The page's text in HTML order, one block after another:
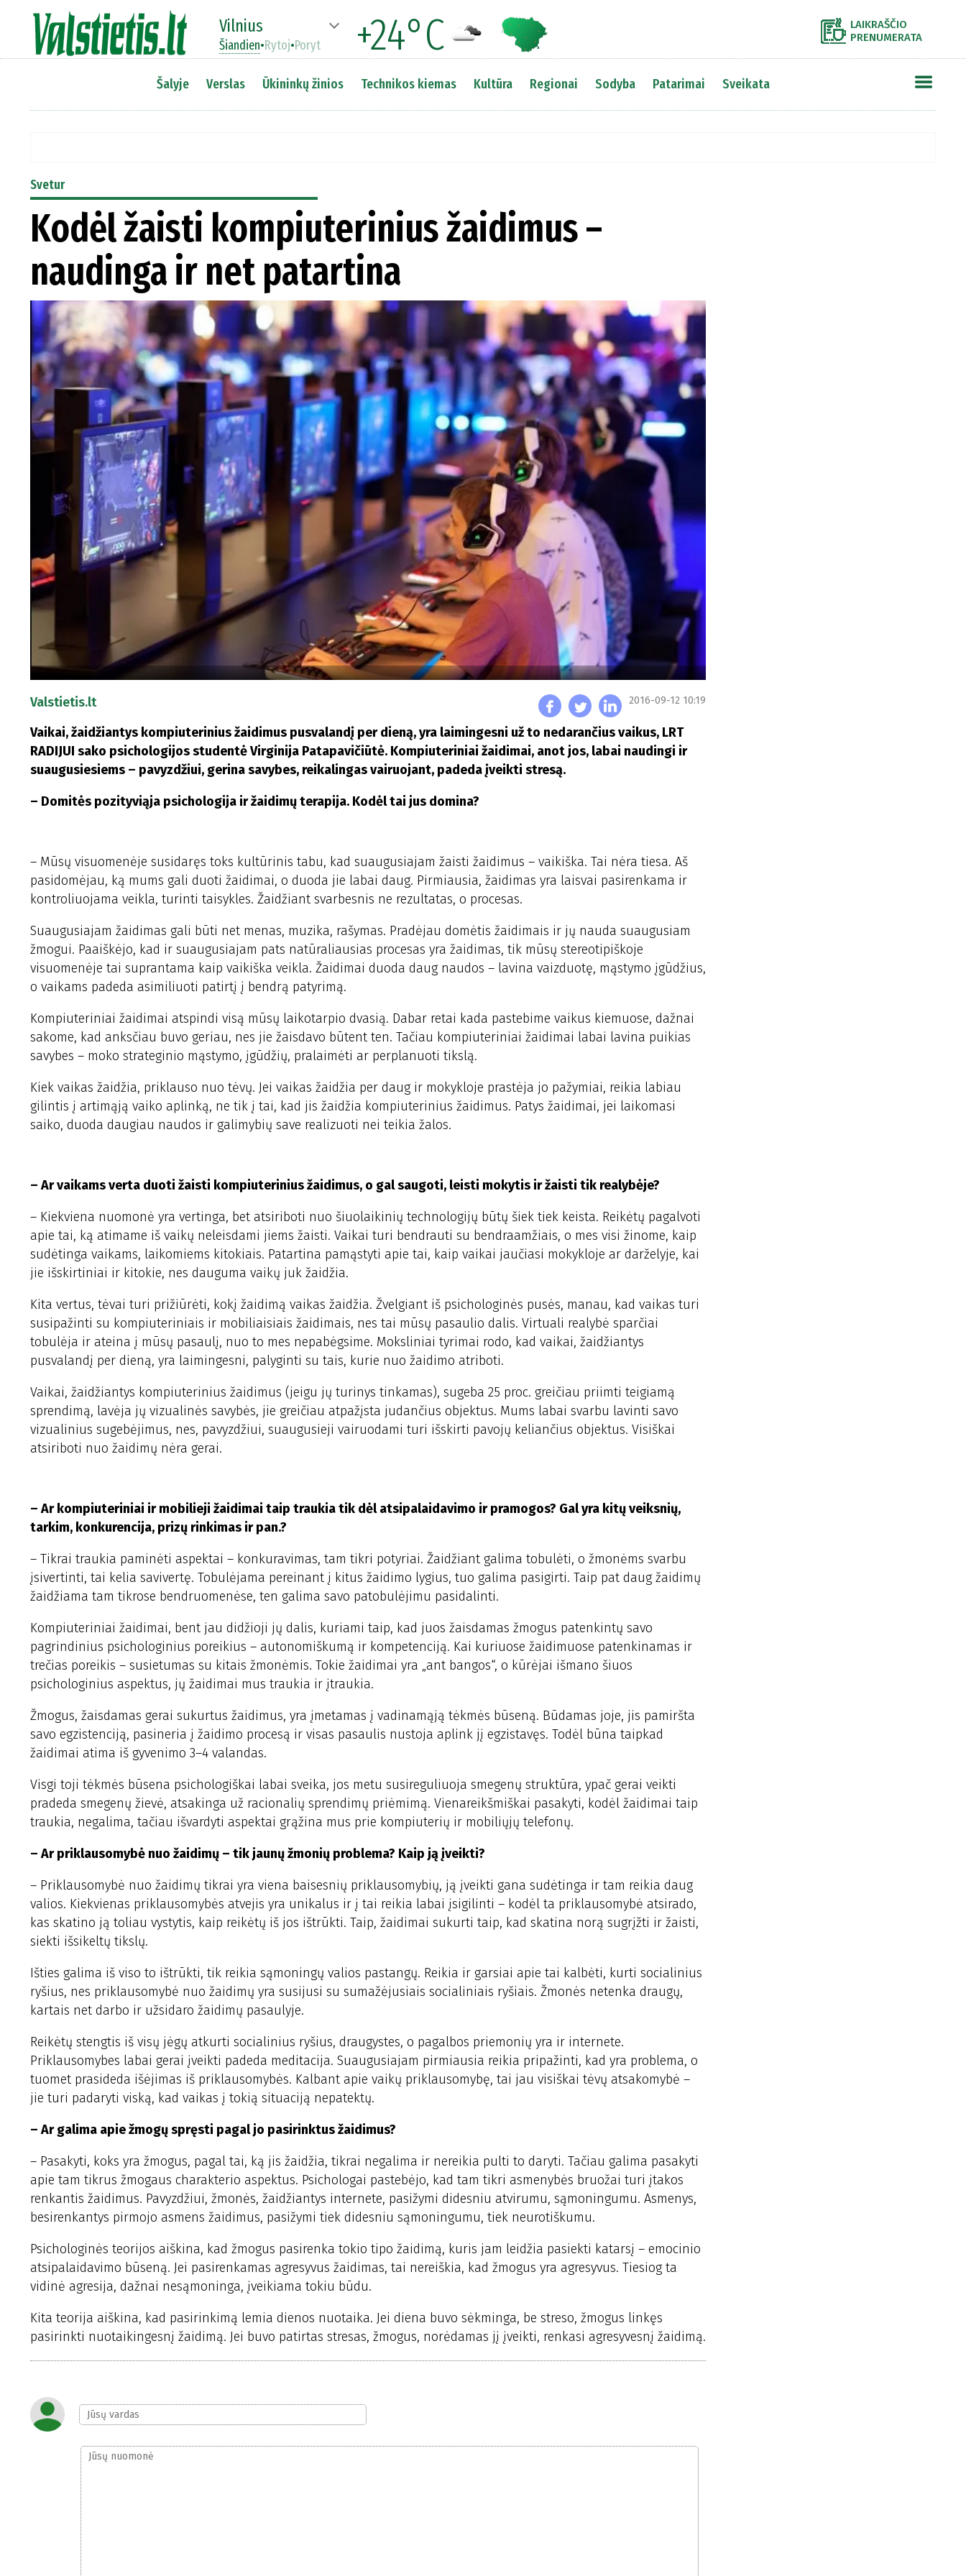
Vilnius +24°C
Šiandien•Rytoj•Poryt
LAIKRAŠČIO
PRENUMERATA
Šalyje Verslas Ūkininkų žinios Technikos kiemas Kultūra Regionai Sodyba Patarimai Sveikata
Svetur
Kodėl žaisti kompiuterinius žaidimus –
naudinga ir net patartina
Valstietis.lt 2016-09-12 10:19
Vaikai, žaidžiantys kompiuterinius žaidimus pusvalandį per dieną, yra laimingesni už to nedarančius vaikus, LRT
RADIJUI sako psichologijos studentė Virginija Patapavičiūtė. Kompiuteriniai žaidimai, anot jos, labai naudingi ir
suaugusiesiems – pavyzdžiui, gerina savybes, reikalingas vairuojant, padeda įveikti stresą.
– Domitės pozityviąja psichologija ir žaidimų terapija. Kodėl tai jus domina?
– Mūsų visuomenėje susidaręs toks kultūrinis tabu, kad suaugusiajam žaisti žaidimus – vaikiška. Tai nėra tiesa. Aš
pasidomėjau, ką mums gali duoti žaidimai, o duoda jie labai daug. Pirmiausia, žaidimas yra laisvai pasirenkama ir
kontroliuojama veikla, turinti taisykles. Žaidžiant svarbesnis ne rezultatas, o procesas.
Suaugusiajam žaidimas gali būti net menas, muzika, rašymas. Pradėjau domėtis žaidimais ir jų nauda suaugusiam
žmogui. Paaiškėjo, kad ir suaugusiajam pats natūraliausias procesas yra žaidimas, tik mūsų stereotipiškoje
visuomenėje tai suprantama kaip vaikiška veikla. Žaidimai duoda daug naudos – lavina vaizduotę, mąstymo įgūdžius,
o vaikams padeda asimiliuoti patirtį į bendrą patyrimą.
Kompiuteriniai žaidimai atspindi visą mūsų laikotarpio dvasią. Dabar retai kada pastebime vaikus kiemuose, dažnai
sakome, kad anksčiau buvo geriau, nes jie žaisdavo būtent ten. Tačiau kompiuteriniai žaidimai labai lavina puikias
savybes – moko strateginio mąstymo, įgūdžių, pralaimėti ar perplanuoti tikslą.
Kiek vaikas žaidžia, priklauso nuo tėvų. Jei vaikas žaidžia per daug ir mokykloje prastėja jo pažymiai, reikia labiau
gilintis į artimąją vaiko aplinką, ne tik į tai, kad jis žaidžia kompiuterinius žaidimus. Patys žaidimai, jei laikomasi
saiko, duoda daugiau naudos ir galimybių save realizuoti nei teikia žalos.
– Ar vaikams verta duoti žaisti kompiuterinius žaidimus, o gal saugoti, leisti mokytis ir žaisti tik realybėje?
– Kiekviena nuomonė yra vertinga, bet atsiriboti nuo šiuolaikinių technologijų būtų šiek tiek keista. Reikėtų pagalvoti
apie tai, ką atimame iš vaikų neleisdami jiems žaisti. Vaikai turi bendrauti su bendraamžiais, o mes visi žinome, kaip
sudėtinga vaikams, laikomiems kitokiais. Patartina pamąstyti apie tai, kaip vaikai jaučiasi mokykloje ar darželyje, kai
jie išskirtiniai ir kitokie, nes dauguma vaikų juk žaidžia.
Kita vertus, tėvai turi prižiūrėti, kokį žaidimą vaikas žaidžia. Žvelgiant iš psichologinės pusės, manau, kad vaikas turi
susipažinti su kompiuteriniais ir mobiliaisiais žaidimais, nes tai mūsų pasaulio dalis. Virtuali realybė sparčiai
tobulėja ir ateina į mūsų pasaulį, nuo to mes nepabėgsime. Moksliniai tyrimai rodo, kad vaikai, žaidžiantys
pusvalandį per dieną, yra laimingesni, palyginti su tais, kurie nuo žaidimo atriboti.
Vaikai, žaidžiantys kompiuterinius žaidimus (jeigu jų turinys tinkamas), sugeba 25 proc. greičiau priimti teigiamą
sprendimą, lavėja jų vizualinės savybės, jie greičiau atpažįsta judančius objektus. Mums labai svarbu lavinti savo
vizualinius sugebėjimus, nes, pavyzdžiui, suaugusieji vairuodami turi išskirti pavojų keliančius objektus. Visiškai
atsiriboti nuo žaidimų nėra gerai.
– Ar kompiuteriniai ir mobilieji žaidimai taip traukia tik dėl atsipalaidavimo ir pramogos? Gal yra kitų veiksnių,
tarkim, konkurencija, prizų rinkimas ir pan.?
– Tikrai traukia paminėti aspektai – konkuravimas, tam tikri potyriai. Žaidžiant galima tobulėti, o žmonėms svarbu
įsivertinti, tai kelia savivertę. Tobulėjama pereinant į kitus žaidimo lygius, tuo galima pasigirti. Taip pat daug žaidimų
žaidžiama tam tikrose bendruomenėse, ten galima savo patobulėjimu pasidalinti.
Kompiuteriniai žaidimai, bent jau didžioji jų dalis, kuriami taip, kad juos žaisdamas žmogus patenkintų savo
pagrindinius psichologinius poreikius – autonomiškumą ir kompetenciją. Kai kuriuose žaidimuose patenkinamas ir
trečias poreikis – susietumas su kitais žmonėmis. Tokie žaidimai yra „ant bangos“, o kūrėjai išmano šiuos
psichologinius aspektus, jų žaidimai mus traukia ir įtraukia.
Žmogus, žaisdamas gerai sukurtus žaidimus, yra įmetamas į vadinamąją tėkmės būseną. Būdamas joje, jis pamiršta
savo egzistenciją, pasineria į žaidimo procesą ir visas pasaulis nustoja aplink jį egzistavęs. Todėl būna taipkad
žaidimai atima iš gyvenimo 3–4 valandas.
Visgi toji tėkmės būsena psichologiškai labai sveika, jos metu susireguliuoja smegenų struktūra, ypač gerai veikti
pradeda smegenų žievė, atsakinga už racionalių sprendimų priėmimą. Vienareikšmiškai pasakyti, kodėl žaidimai taip
traukia, negalima, tačiau išvardyti aspektai grąžina mus prie kompiuterių ir mobiliųjų telefonų.
– Ar priklausomybė nuo žaidimų – tik jaunų žmonių problema? Kaip ją įveikti?
– Priklausomybė nuo žaidimų tikrai yra viena baisesnių priklausomybių, ją įveikti gana sudėtinga ir tam reikia daug
valios. Kiekvienas priklausomybės atvejis yra unikalus ir į tai reikia labai įsigilinti – kodėl ta priklausomybė atsirado,
kas skatino ją toliau vystytis, kaip reikėtų iš jos ištrūkti. Taip, žaidimai sukurti taip, kad skatina norą sugrįžti ir žaisti,
siekti išsikeltų tikslų.
Išties galima iš viso to ištrūkti, tik reikia sąmoningų valios pastangų. Reikia ir garsiai apie tai kalbėti, kurti socialinius
ryšius, nes priklausomybė nuo žaidimų yra susijusi su sumažėjusiais socialiniais ryšiais. Žmonės netenka draugų,
kartais net darbo ir užsidaro žaidimų pasaulyje.
Reikėtų stengtis iš visų jėgų atkurti socialinius ryšius, draugystes, o pagalbos priemonių yra ir internete.
Priklausomybes labai gerai įveikti padeda meditacija. Suaugusiajam pirmiausia reikia pripažinti, kad yra problema, o
tuomet prasideda išėjimas iš priklausomybės. Kalbant apie vaikų priklausomybę, tai jau visiškai tėvų atsakomybė –
jie turi padaryti viską, kad vaikas į tokią situaciją nepatektų.
– Ar galima apie žmogų spręsti pagal jo pasirinktus žaidimus?
– Pasakyti, koks yra žmogus, pagal tai, ką jis žaidžia, tikrai negalima ir nereikia pulti to daryti. Tačiau galima pasakyti
apie tam tikrus žmogaus charakterio aspektus. Psichologai pastebėjo, kad tam tikri asmenybės bruožai turi įtakos
renkantis žaidimus. Pavyzdžiui, žmonės, žaidžiantys internete, pasižymi didesniu atvirumu, sąmoningumu. Asmenys,
besirenkantys pirmojo asmens žaidimus, pasižymi tiek didesniu sąmoningumu, tiek neurotiškumu.
Psichologinės teorijos aiškina, kad žmogus pasirenka tokio tipo žaidimą, kuris jam leidžia pasiekti katarsį – emocinio
atsipalaidavimo būseną. Jei pasirenkamas agresyvus žaidimas, tai nereiškia, kad žmogus yra agresyvus. Tiesiog ta
vidinė agresija, dažnai nesąmoninga, įveikiama tokiu būdu.
Kita teorija aiškina, kad pasirinkimą lemia dienos nuotaika. Jei diena buvo sėkminga, be streso, žmogus linkęs
pasirinkti nuotaikingesnį žaidimą. Jei buvo patirtas stresas, žmogus, norėdamas jį įveikti, renkasi agresyvesnį žaidimą.